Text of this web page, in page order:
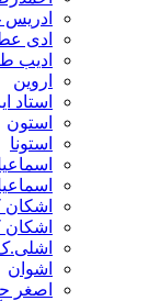
ادریس
ادی
ادیب
اروین
استاد
استون
استونا
اشکان
اشکان
اشوان
اصغر